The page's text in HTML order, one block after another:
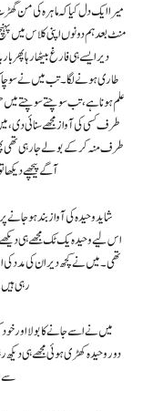
میرا ایک دل کیا کہ ماہرہ کی من
منٹ بعد ہم دونوں اپنی کلاس میں
دیر ایسے ہی فارغ بیٹھا رہا پھر
طاری ہونے لگا۔ تب میں نے سوچا
علم ہونا ہے، تب سوچتے سوچتے میں
طرف کسی کی آواز مجھے سنائی دی،
طرف منہ کرکے بولے جارہی تھی
آگے پیچھے
شاید وحیدہ کی آواز بند ہوجانے
اس لیے وحیدہ یک ٹک مجھے ہی
تھی۔ میں نے کچھ دیر ان کی مدد کی
رہی
میں نے اسے جانے کا بولا اور
دور وحیدہ کھڑی ہوئی مجھے ہی دیکھ
سے